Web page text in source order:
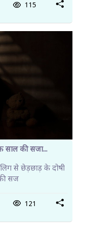
115
साल की सजा...
से छेड़छाड़ के दोषी
सज
121